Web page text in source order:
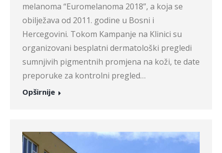
melanoma “Euromelanoma 2018”, a koja se
obilježava od 2011. godine u Bosni i
Hercegovini. Tokom Kampanje na Klinici su
organizovani besplatni dermatološki pregledi
sumnjivih pigmentnih promjena na koži, te date
preporuke za kontrolni pregled…
Opširnije